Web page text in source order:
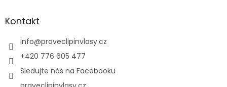
k
aKontakt
info@praveclipinvlasy.cz
+420 776 605 477
Sledujte nás na Facebooku